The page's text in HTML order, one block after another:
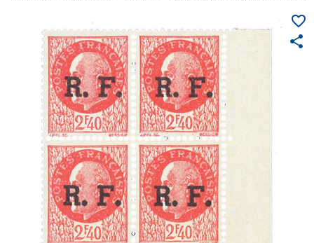
share
favorite_border